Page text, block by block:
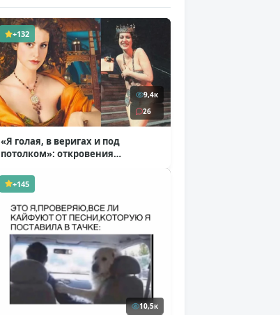
+132
9,4к
26
«Я голая, в веригах и под
потолком»: откровения
( 11 фото )
+145
10,5к